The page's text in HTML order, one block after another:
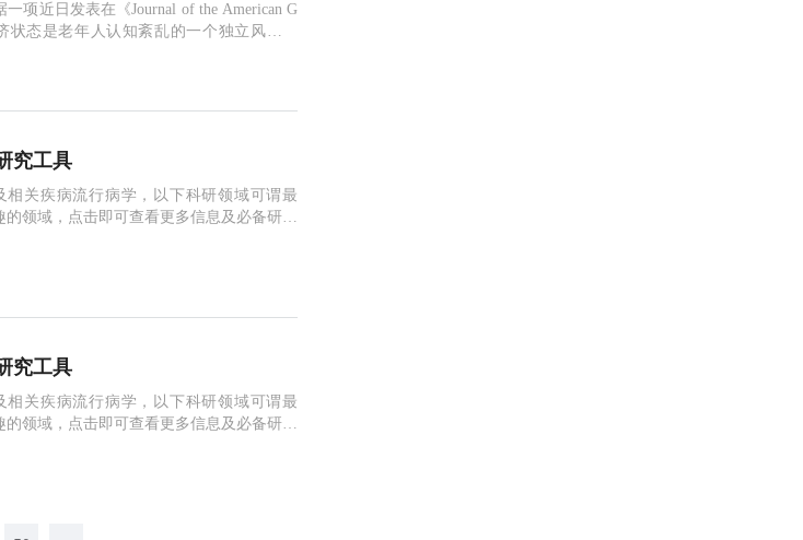
项近日发表在《Journal of the American G
状态是老年人认知紊乱的一个独立风险因
Society来自英国阿尔斯特大学的Adria
究工具
关疾病流行病学，以下科研领域可谓最
领域，点击即可查看更多信息及必备研究
究工具
关疾病流行病学，以下科研领域可谓最
领域，点击即可查看更多信息及必备研究